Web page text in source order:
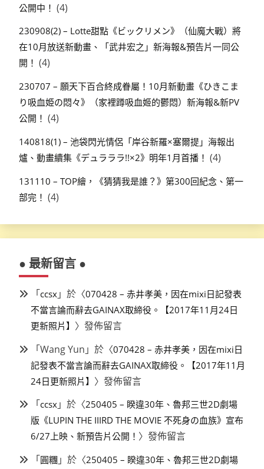
公開中！ (4)
230908(2) – Lotte甜點《ビックリメン》（仙魔大戰）將
在10月放送新動畫、「武井宏之」新海報&預告片一同公
開！ (4)
230707 – 願天下百合終成眷屬！10月新動畫《ひきこま
り吸血姫の悶々》（家裡蹲吸血姬的鬱悶）新海報&新PV
公開！ (4)
140818(1) – 池袋閃光情侶「岸谷新羅×塞爾提」海報出
爐、動畫續集《デュラララ!!×2》明年1月首播！ (4)
131110 – TOP繪，《猜猜我是誰？》第300回紀念、第一
部完！ (4)
● 最新留言 ●
「ccsx 」於〈070428 – 赤井孝美，因在mixi日記發表
不當言論而辭去GAINAX取締役。【2017年11月24日
更新照片】 〉發佈留言
「Wang Yun 」於〈070428 – 赤井孝美，因在mixi日
記發表不當言論而辭去GAINAX取締役。【2017年11月
24日更新照片】 〉發佈留言
「ccsx 」於〈250405 – 睽違30年、魯邦三世2D劇場
版《LUPIN THE IIIRD THE MOVIE 不死身の血族》宣布
6/27上映、新預告片公開！ 〉發佈留言
「圓糰 」於〈250405 – 睽違30年、魯邦三世2D劇場